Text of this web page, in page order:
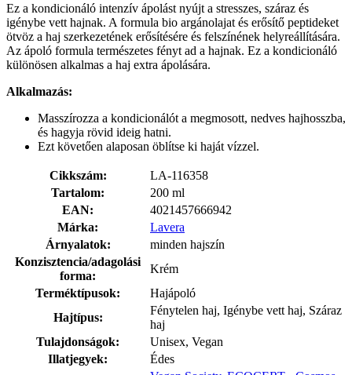
Ez a kondicionáló intenzív ápolást nyújt a stresszes, száraz és
igénybe vett hajnak. A formula bio argánolajat és erősítő peptideket
ötvöz a haj szerkezetének erősítésére és felszínének helyreállítására.
Az ápoló formula természetes fényt ad a hajnak. Ez a kondicionáló
különösen alkalmas a haj extra ápolására.
Alkalmazás:
Masszírozza a kondicionálót a megmosott, nedves hajhosszba,
és hagyja rövid ideig hatni.
Ezt követően alaposan öblítse ki haját vízzel.
Cikkszám:
LA-116358
Tartalom:
200 ml
EAN:
4021457666942
Márka:
Lavera
Árnyalatok:
minden hajszín
Konzisztencia/adagolási
forma:
Krém
Terméktípusok:
Hajápoló
Hajtípus:
Fénytelen haj, Igénybe vett haj, Száraz
haj
Tulajdonságok:
Unisex, Vegan
Illatjegyek:
Édes